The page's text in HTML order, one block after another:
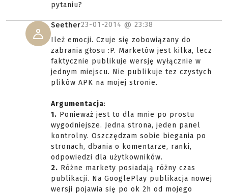
pytaniu?
Seether23-01-2014 @ 23:38
Ileż emocji. Czuje się zobowiązany do
zabrania głosu :P. Marketów jest kilka, lecz
faktycznie publikuje wersję wyłącznie w
jednym miejscu. Nie publikuje tez czystych
plików APK na mojej stronie.
Argumentacja:
1. Ponieważ jest to dla mnie po prostu
wygodniejsze. Jedna strona, jeden panel
kontrolny. Oszczędzam sobie biegania po
stronach, dbania o komentarze, ranki,
odpowiedzi dla użytkowników.
2. Różne markety posiadają różny czas
publikacji. Na GooglePlay publikacja nowej
wersji pojawia się po ok 2h od mojego